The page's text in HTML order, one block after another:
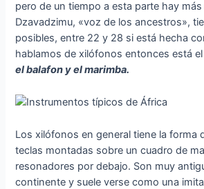
pero de un tiempo a esta parte hay más
Dzavadzimu, «voz de los ancestros»,
posibles, entre 22 y 28 si está hecha
hablamos de xilófonos entonces está el
el balafon y el marimba.
Los xilófonos en general tiene la forma
teclas montadas sobre un cuadro de
resonadores por debajo. Son muy
continente y suele verse como una